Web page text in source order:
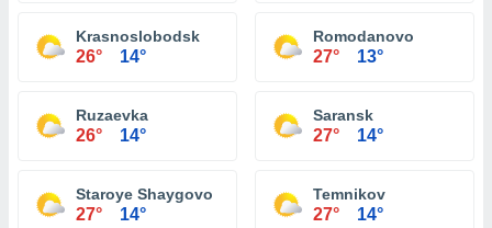
Krasnoslobodsk
26° 14°
Romodanovo
27° 13°
Ruzaevka
26° 14°
Saransk
27° 14°
Staroye Shaygovo
27° 14°
Temnikov
27° 14°